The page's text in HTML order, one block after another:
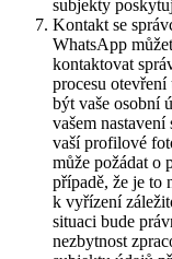
subjekty
Kontakt se
WhatsApp
kontaktovat
procesu
být vaše osobní
vašem
vaší profilové
může požádat o
případě, že je to
k vyřízení
situaci bude
nezbytnost